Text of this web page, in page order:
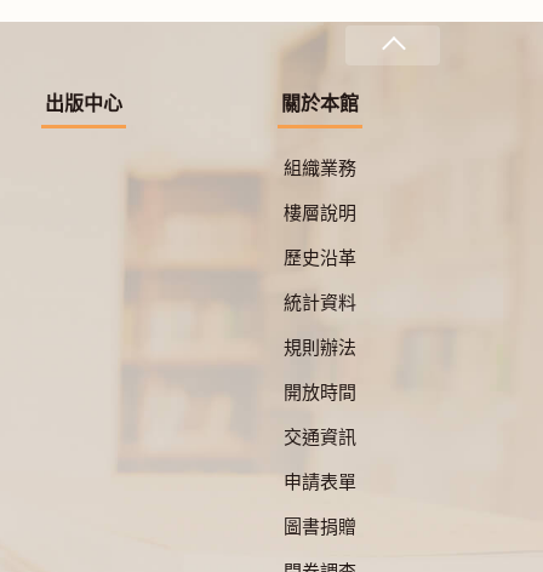
出版中心 關於本館
組織業務
樓層說明
歷史沿革
統計資料
規則辦法
開放時間
交通資訊
申請表單
圖書捐贈